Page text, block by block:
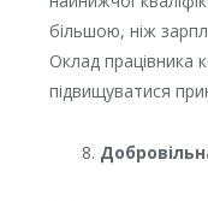
більшою, ніж
Оклад працівника
підвищуватися